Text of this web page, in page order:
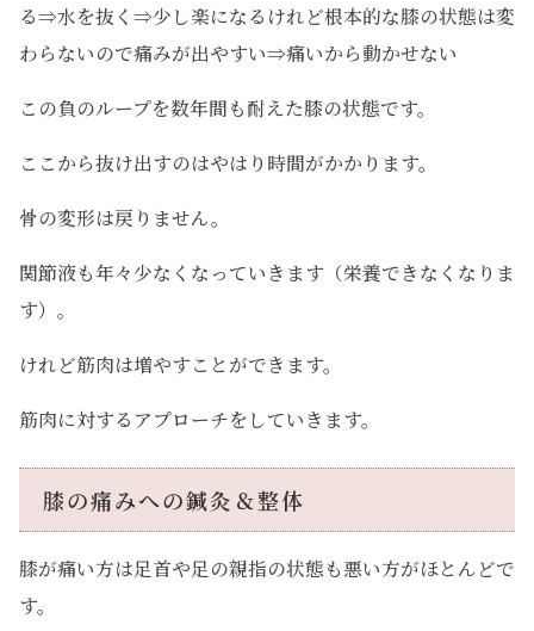
る⇒水を抜く⇒少し楽になるけれど根本的な膝の状態は変
わらないので痛みが出やすい⇒痛いから動かせない
この負のループを数年間も耐えた膝の状態です。
ここから抜け出すのはやはり時間がかかります。
骨の変形は戻りません。
関節液も年々少なくなっていきます（栄養できなくなりま
す）。
けれど筋肉は増やすことができます。
筋肉に対するアプローチをしていきます。
膝の痛みへの鍼灸＆整体
膝が痛い方は足首や足の親指の状態も悪い方がほとんどで
す。